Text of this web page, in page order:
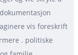
vis foreskrift
. politiske